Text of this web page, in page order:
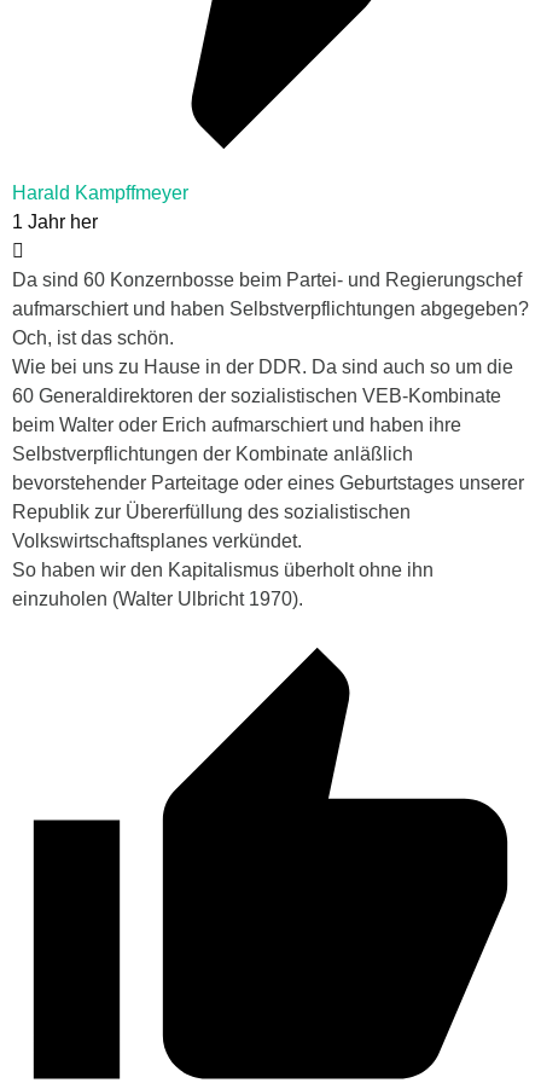
Harald Kampffmeyer
1 Jahr her
Da sind 60 Konzernbosse beim Partei- und Regierungschef
aufmarschiert und haben Selbstverpflichtungen abgegeben?
Och, ist das schön.
Wie bei uns zu Hause in der DDR. Da sind auch so um die
60 Generaldirektoren der sozialistischen VEB-Kombinate
beim Walter oder Erich aufmarschiert und haben ihre
Selbstverpflichtungen der Kombinate anläßlich
bevorstehender Parteitage oder eines Geburtstages unserer
Republik zur Übererfüllung des sozialistischen
Volkswirtschaftsplanes verkündet.
So haben wir den Kapitalismus überholt ohne ihn
einzuholen (Walter Ulbricht 1970).